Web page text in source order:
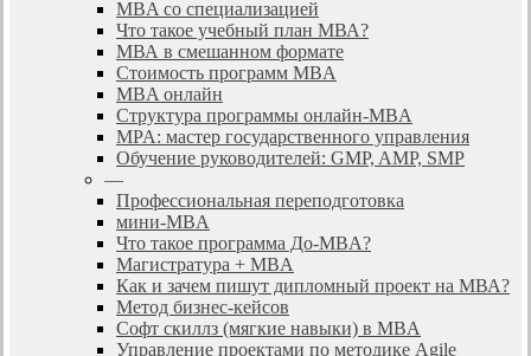
MBA со специализацией
Что такое учебный план МВА?
МВА в смешанном формате
Стоимость программ MBA
MBA онлайн
Cтруктура программы онлайн-MBA
MPA: мастер государственного управления
Обучение руководителей: GMP, AMP, SMP
—
Профессиональная переподготовка
мини-MBA
Что такое программа До-MBA?
Магистратура + MBA
Как и зачем пишут дипломный проект на МВА?
Метод бизнес-кейсов
Софт скиллз (мягкие навыки) в MBA
Управление проектами по методике Agile